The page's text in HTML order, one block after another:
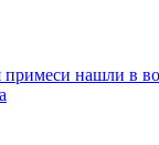
нашли в